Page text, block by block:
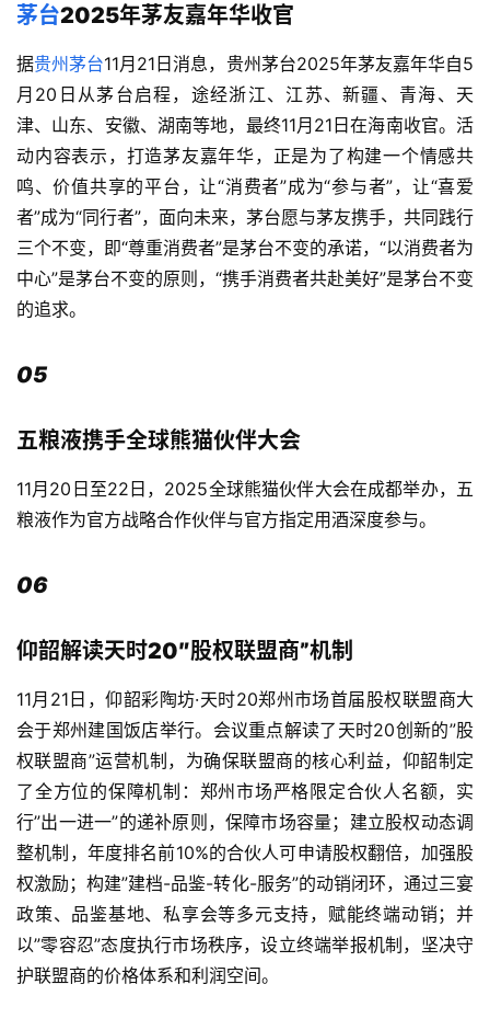
首
页
公
司
茅台2025年茅友嘉年华收官
据贵州茅台11月21日消息，贵州茅台2025年茅友嘉年华自5
月20日从茅台启程，途经浙江、江苏、新疆、青海、天
津、山东、安徽、湖南等地，最终11月21日在海南收官。活
动内容表示，打造茅友嘉年华，正是为了构建一个情感共
鸣、价值共享的平台，让“消费者”成为“参与者”，让“喜爱
者”成为“同行者”，面向未来，茅台愿与茅友携手，共同践行
三个不变，即“尊重消费者”是茅台不变的承诺，“以消费者为
中心”是茅台不变的原则，“携手消费者共赴美好”是茅台不变
的追求。
05
五粮液携手全球熊猫伙伴大会
11月20日至22日，2025全球熊猫伙伴大会在成都举办，五
粮液作为官方战略合作伙伴与官方指定用酒深度参与。
06
仰韶解读天时20″股权联盟商”机制
11月21日，仰韶彩陶坊·天时20郑州市场首届股权联盟商大
会于郑州建国饭店举行。会议重点解读了天时20创新的”股
权联盟商”运营机制，为确保联盟商的核心利益，仰韶制定
了全方位的保障机制：郑州市场严格限定合伙人名额，实
行”出一进一”的递补原则，保障市场容量；建立股权动态调
整机制，年度排名前10%的合伙人可申请股权翻倍，加强股
权激励；构建”建档-品鉴-转化-服务”的动销闭环，通过三宴
政策、品鉴基地、私享会等多元支持，赋能终端动销；并
以”零容忍”态度执行市场秩序，设立终端举报机制，坚决守
护联盟商的价格体系和利润空间。